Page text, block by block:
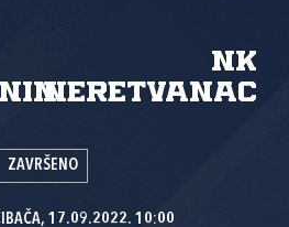
NK
Neretvanac
ZAVRŠENO
17.09.2022. 10:00